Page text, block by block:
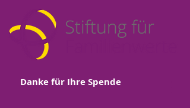
Danke für Ihre Spende